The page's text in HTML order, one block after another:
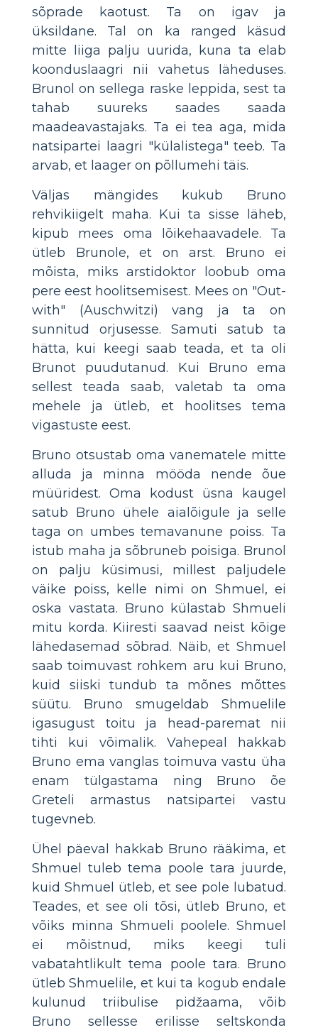
sõprade kaotust. Ta on igav ja
üksildane. Tal on ka ranged käsud
mitte liiga palju uurida, kuna ta elab
koonduslaagri nii vahetus läheduses.
Brunol on sellega raske leppida, sest ta
tahab suureks saades saada
maadeavastajaks. Ta ei tea aga, mida
natsipartei laagri "külalistega" teeb. Ta
arvab, et laager on põllumehi täis.
Väljas mängides kukub Bruno
rehvikiigelt maha. Kui ta sisse läheb,
kipub mees oma lõikehaavadele. Ta
ütleb Brunole, et on arst. Bruno ei
mõista, miks arstidoktor loobub oma
pere eest hoolitsemisest. Mees on "Out-
with" (Auschwitzi) vang ja ta on
sunnitud orjusesse. Samuti satub ta
hätta, kui keegi saab teada, et ta oli
Brunot puudutanud. Kui Bruno ema
sellest teada saab, valetab ta oma
mehele ja ütleb, et hoolitses tema
vigastuste eest.
Bruno otsustab oma vanematele mitte
alluda ja minna mööda nende õue
müüridest. Oma kodust üsna kaugel
satub Bruno ühele aialõigule ja selle
taga on umbes temavanune poiss. Ta
istub maha ja sõbruneb poisiga. Brunol
on palju küsimusi, millest paljudele
väike poiss, kelle nimi on Shmuel, ei
oska vastata. Bruno külastab Shmueli
mitu korda. Kiiresti saavad neist kõige
lähedasemad sõbrad. Näib, et Shmuel
saab toimuvast rohkem aru kui Bruno,
kuid siiski tundub ta mõnes mõttes
süütu. Bruno smugeldab Shmuelile
igasugust toitu ja head-paremat nii
tihti kui võimalik. Vahepeal hakkab
Bruno ema vanglas toimuva vastu üha
enam tülgastama ning Bruno õe
Greteli armastus natsipartei vastu
tugevneb.
Ühel päeval hakkab Bruno rääkima, et
Shmuel tuleb tema poole tara juurde,
kuid Shmuel ütleb, et see pole lubatud.
Teades, et see oli tõsi, ütleb Bruno, et
võiks minna Shmueli poolele. Shmuel
ei mõistnud, miks keegi tuli
vabatahtlikult tema poole tara. Bruno
ütleb Shmuelile, et kui ta kogub endale
kulunud triibulise pidžaama, võib
Bruno sellesse erilisse seltskonda